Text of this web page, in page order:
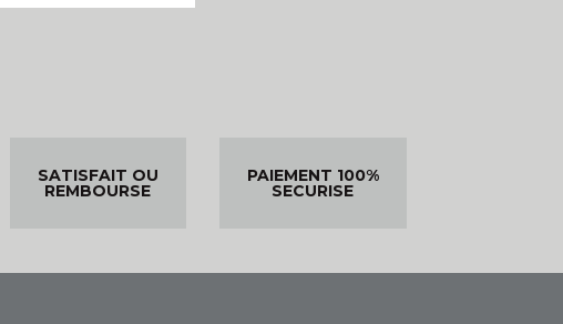
SATISFAIT OU
REMBOURSE
PAIEMENT 100%
SECURISE